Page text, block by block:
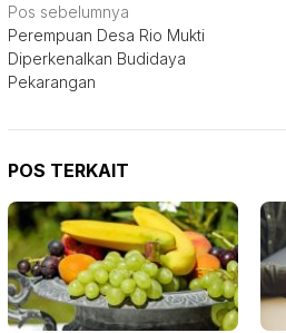
Navigasi
pos
Pos sebelumnya
Perempuan Desa Rio Mukti
Diperkenalkan Budidaya
Pekarangan
POS TERKAIT